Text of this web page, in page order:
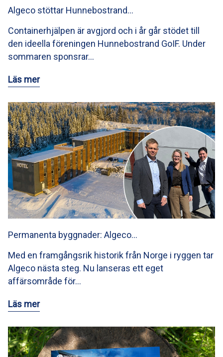
Algeco stöttar Hunnebostrand…
Containerhjälpen är avgjord och i år går stödet till
den ideella föreningen Hunnebostrand GoIF. Under
sommaren sponsrar…
Läs mer
Permanenta byggnader: Algeco…
Med en framgångsrik historik från Norge i ryggen tar
Algeco nästa steg. Nu lanseras ett eget
affärsområde för…
Läs mer